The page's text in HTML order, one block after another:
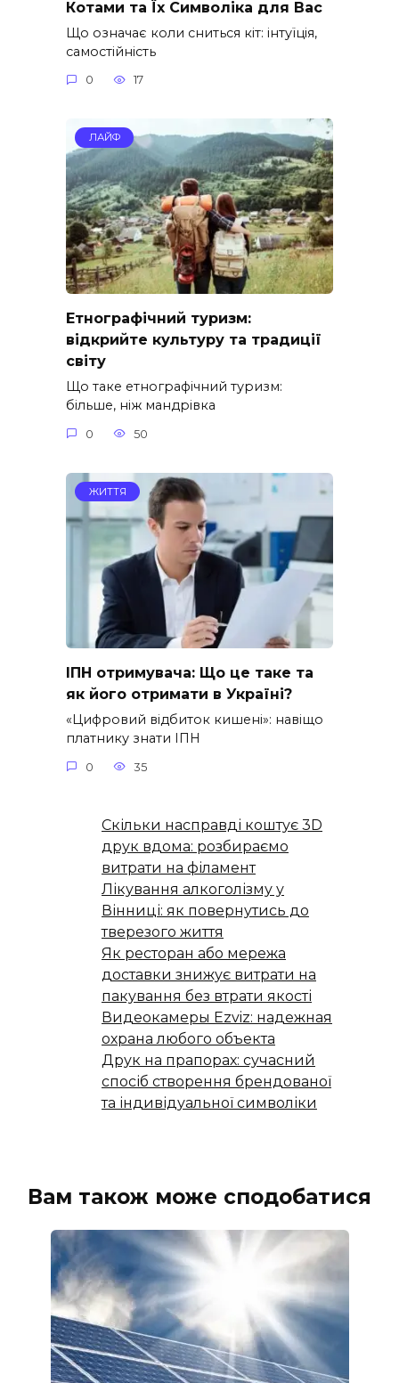
Котами та Їх Символіка для Вас
Що означає коли сниться кіт: інтуїція,
самостійність
0 17
ЛАЙФ
Етнографічний туризм:
відкрийте культуру та традиції
світу
Що таке етнографічний туризм:
більше, ніж мандрівка
0 50
ЖИТТЯ
ІПН отримувача: Що це таке та
як його отримати в Україні?
«Цифровий відбиток кишені»: навіщо
платнику знати ІПН
0 35
Скільки насправді коштує 3D
друк вдома: розбираємо
витрати на філамент
Лікування алкоголізму у
Вінниці: як повернутись до
тверезого життя
Як ресторан або мережа
доставки знижує витрати на
пакування без втрати якості
Видеокамеры Ezviz: надежная
охрана любого объекта
Друк на прапорах: сучасний
спосіб створення брендованої
та індивідуальної символіки
Вам також може сподобатися